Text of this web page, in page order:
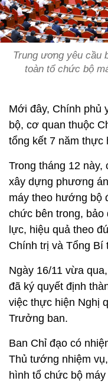
Trung ương yêu cầu
toàn tổ chức bộ
Mới đây, Chính phủ
bộ, cơ quan thuộc
tổng kết 7 năm thực
Trong tháng 12 này,
xây dựng phương
máy theo hướng bộ
chức bên trong, bảo
lực, hiệu quả theo
Chính trị và Tổng Bí
Ngày 16/11 vừa
đã ký quyết định
việc thực hiện Nghị
Trưởng ban.
Ban Chỉ đạo có
Thủ tướng nhiệm
hình tổ chức bộ